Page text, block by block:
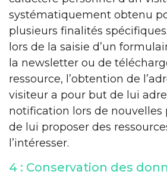
systématiquement obtenu
plusieurs finalités
lors de la saisie d’un
la newsletter ou de
ressource, l’obtention de
visiteur a pour but de lui
notification lors de nouvelles
de lui proposer des
l’intéresser.
4 : Conservation des